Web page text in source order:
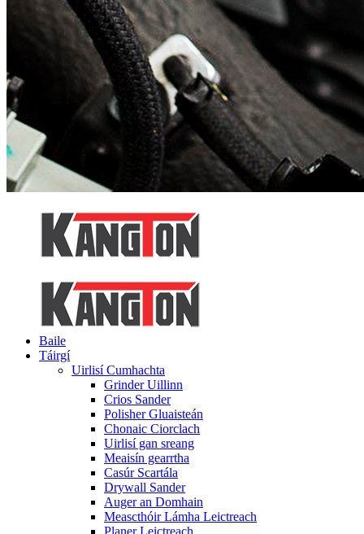
Baile
Táirgí
Uirlisí Cumhachta
Grinder Uillinn
Crios Sander
Polisher Gluaisteán
Chonaic Ciorclach
Uirlisí gan sreang
Meaisín gearrtha
Casúr Scartála
Drywall Sander
Auger an Domhain
Meascthóir Lámha Leictreach
Planer Leictreach